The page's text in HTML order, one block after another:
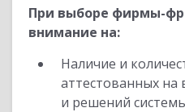
При выборе фирмы-
внимание на:
Наличие и
аттестованных на
и решений